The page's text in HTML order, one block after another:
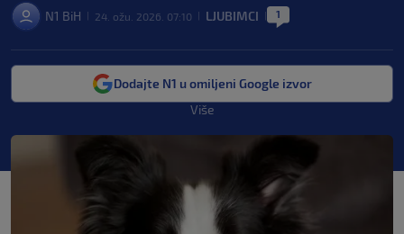
N1 BiH 24. ožu. 2026. 07:10 LJUBIMCI 1
Dodajte N1 u omiljeni Google izvor
Više